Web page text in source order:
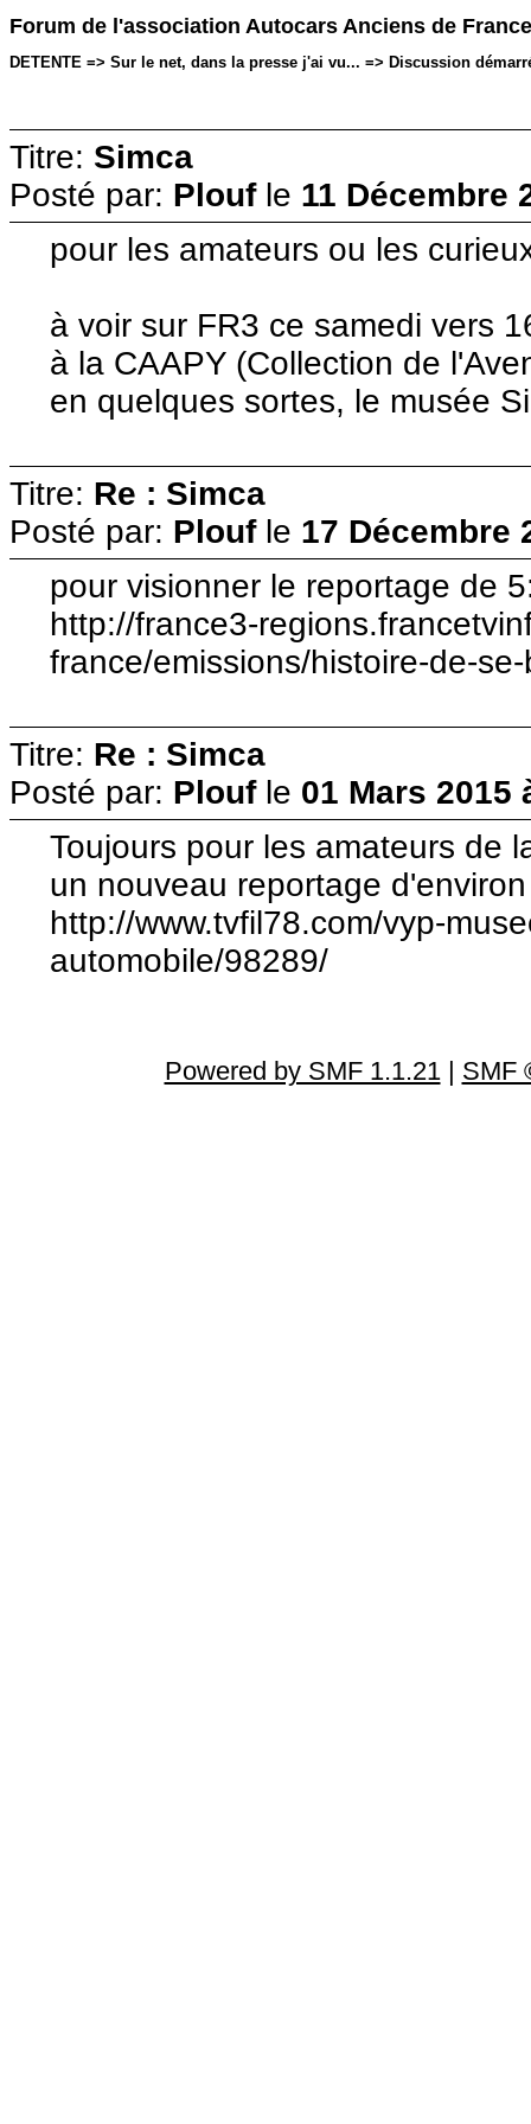
Forum de l'association Autocars Anciens de France
DETENTE => Sur le net, dans la presse j'ai vu... => Discussion
Titre: Simca
Posté par: Ploufle 11 Décembre
pour les amateurs ou les
à voir sur FR3 ce samedi vers
à la CAAPY (Collection de
en quelques sortes, le musée
Titre: Re : Simca
Posté par: Ploufle 17 Décembre
pour visionner le reportage de
http://france3-
france/emissions/histoire-de-
Titre: Re : Simca
Posté par: Ploufle 01 Mars 2015
Toujours pour les amateurs de
un nouveau reportage
http://www.tvfil78.com/vyp-
automobile/98289/
Powered by SMF 1.1.21| SMF